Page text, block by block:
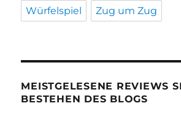
Würfelspiel Zug um Zug
MEISTGELESENE REVIEWS
BESTEHEN DES BLOGS